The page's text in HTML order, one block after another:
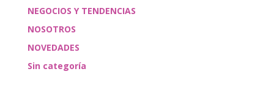
NEGOCIOS Y TENDENCIAS
NOSOTROS
NOVEDADES
Sin categoría